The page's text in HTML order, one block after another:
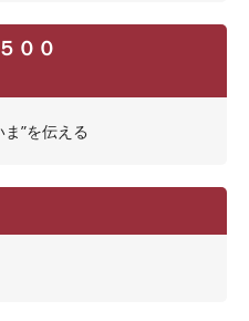
００
”を伝える